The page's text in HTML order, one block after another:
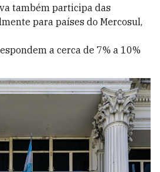
também participa das
para países do Mercosul,
a cerca de 7% a 10%